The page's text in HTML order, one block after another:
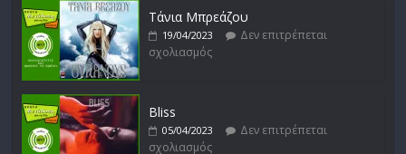
σχολιασμός
Τάνια Μπρεάζου
19/04/2023
Δεν επιτρέπεται
σχολιασμός
Bliss
05/04/2023
Δεν επιτρέπεται
σχολιασμός